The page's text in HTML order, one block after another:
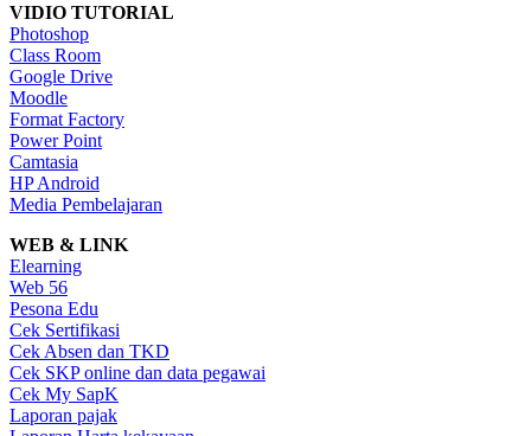
VIDIO TUTORIAL
Photoshop
Class Room
Google Drive
Moodle
Format Factory
Power Point
Camtasia
HP Android
Media Pembelajaran
WEB & LINK
Elearning
Web 56
Pesona Edu
Cek Sertifikasi
Cek Absen dan TKD
Cek SKP online dan data pegawai
Cek My SapK
Laporan pajak